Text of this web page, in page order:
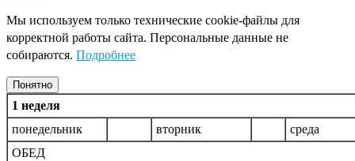
Мы используем только технические cookie-файлы для
корректной работы сайта. Персональные данные не
собираются. Подробнее
Понятно
1 неделя
понедельник
вторник
среда
ОБЕД